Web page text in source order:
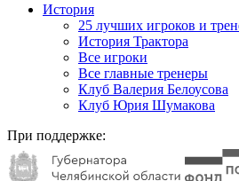
История
25 лучших игроков и
История Трактора
Все игроки
Все главные тренеры
Клуб Валерия Белоусова
Клуб Юрия Шумакова
При поддержке: